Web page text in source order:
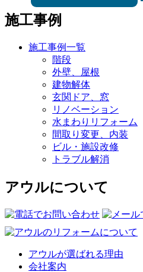
施工事例
施工事例一覧
階段
外壁、屋根
建物解体
玄関ドア、窓
リノベーション
水まわりリフォーム
間取り変更、内装
ビル・施設改修
トラブル解消
アウルについて
アウルが選ばれる理由
会社案内